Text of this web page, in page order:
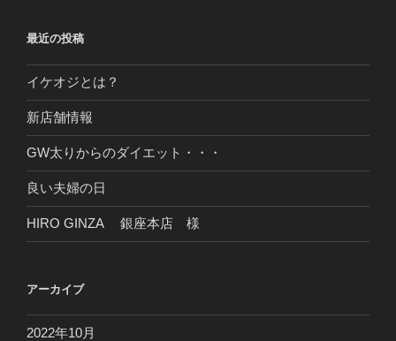
最近の投稿
イケオジとは？
新店舗情報
GW太りからのダイエット・・・
良い夫婦の日
HIRO GINZA 銀座本店 様
アーカイブ
2022年10月